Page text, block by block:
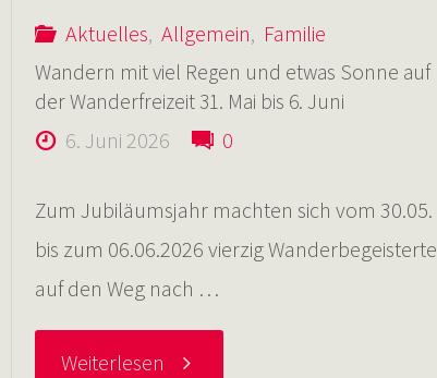
Aktuelles, Allgemein, Familie
Wandern mit viel Regen und etwas Sonne auf
der Wanderfreizeit 31. Mai bis 6. Juni
6. Juni 2026 0
Zum Jubiläumsjahr machten sich vom 30.05.
bis zum 06.06.2026 vierzig Wanderbegeisterte
auf den Weg nach …
Weiterlesen "Wandern